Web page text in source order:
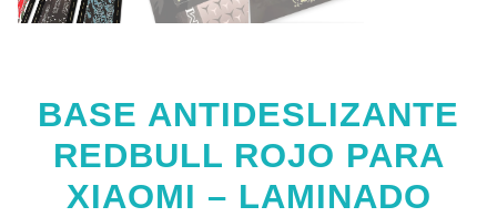
BASE ANTIDESLIZANTE
REDBULL ROJO PARA
XIAOMI – LAMINADO